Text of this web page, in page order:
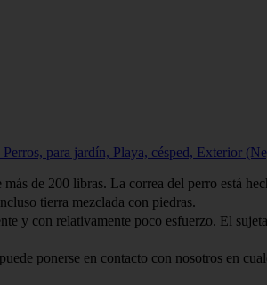
para jardín, Playa, césped, Exterior
de 200 libras. La correa del perro está
tierra mezclada con piedras.
y con relativamente poco esfuerzo. El
ponerse en contacto con nosotros en